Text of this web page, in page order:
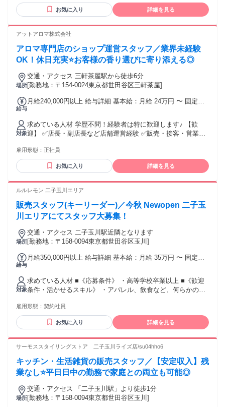
(現在、基本給の１か月分×２回) 成績優秀者には実績賞与の支
給 成績優秀者・勤務考課優良者への表彰制度
す】 ・人と接することが好きな方 ・接客だけでなく、売場づ
くりや仕入れにも興味がある方 ・自分のアイデアを活かし
様に喜ばれるお店をつくりたい方 ・ファッションや雑貨、ラ
経験の方は接客や売場づくりなど、基礎から少しずつ学べる
ので安心してください。 ★販売・接客経験をお持ちの方は、
りなどにも挑戦できます。 私たちは、「いい店をつくりた
い」という想いを何より大切にしています。
お気に入り 詳細を見る
アットアロマ株式会社
アロマ専門店のショップ運営スタッフ／業界未経験
OK！休日充実⭐お客様の香り選びに寄り添える◎
場所
交通・アクセス 三軒茶屋駅から徒歩6分
[勤務地：〒154-0024東京都世田谷区三軒茶屋]
給与
月給240,000円以上 給与詳細 基本給：月給 24万円 〜 固定残
勤・家族手当金額：なし 全員に一律で支払われるその他手当
金額：なし ※給与は経験・能力を考慮のうえ決定いたしま
す。ご経験に応じて相談可能です。 【待遇】 ◆賞与あり（年
2回／2025年実績） ◆昇給あり（年1回／2025年実績） 【各
当 ◆休業手当 ◆職務手当 など
対象
求めている人材 学歴不問！経験者は特に歓迎します♪ 【歓
迎】 ✅店長・副店長など店舗運営経験 ✅販売・接客・営業経
方 ◎アロマ空間デザインに興味がある方 ◎インテリアが好き
な方 ◎ライフスタイル雑貨が好きな方 ◎店舗づくり経験を活
かしたい方 ◎マネジメント経験を活かしたい方 ◎意見やアイ
挑戦できる方 ＿＿＿＿＿＿＿＿＿＿＿＿＿ 安心してスタート
詳しくない…」 「興味はあるけれど、知識に自信がない…」
そんな方もご安心ください。 入社後は、ブランドのコンセプ
をご用意しています。 接客の流れや香りのご提案方法も、 先
輩スタッフが丁寧にサポートするので、 アロマの専門知識が
ら知識を身につけられるため、 「香りが好き」「人と接する
＿＿＿＿＿＿ 活かせる経験いろいろ ￣￣￣￣￣￣￣￣￣￣￣
・アロマ販売、アロマショップ ・香水、フレグランス ・接客
メ販売、化粧品販売 ・アパレル販売、雑貨販売 ・百貨店販売
・100円ショップ ・営業職 etc.
雇用形態： 正社員
お気に入り 詳細を見る
ルルレモン 二子玉川エリア
販売スタッフ(キーリーダー)／今秋 Νewopen 二子玉
川エリアにてスタッフ大募集！
場所
交通・アクセス 二子玉川駅近隣となります
[勤務地：〒158-0094東京都世田谷区玉川]
給与
月給350,000円以上 給与詳細 基本給：月給 35万円 〜 固定残
勤・家族手当金額：なし 全員に一律で支払われるその他手当
金額：なし 想定月収：約35万円～ 時給2000円～＋賞与年4回
＋各種手当 ※年齢、経験、能力を考慮の上決定します。 ※残
業代は発生した分を全額支給します。 ※賞与（年4回）は店舗
する可能性がございます。 ※試用期間6ヶ月（試用期間中の待
遇に変更はありません） ＜契約更新について＞ 更新の判断基
準：勤務態度やパフォーマンス等、当社規定に従う 更新条
件：無し
対象
求めている人材 ■《応募条件》 ・高等学校卒業以上 ■《歓迎
条件・活かせるスキル》 ・アパレル、飲食など、何らかの接
長、副店長、リーダー、後輩育成などのマネジメント経験
（業界不問） 前職が販売経験や営業職の方々が多く活躍中！
前職で培ったスキルや経験を活かせるポジションです。
店長候補 ・外資系企業 ・日常会話レベルの英語力 ・ワーキ
味 ・カスタマーサクセス ・イベントプランニング ・ライフ
スタイル提案 ・チームをまとめたり、後輩を育成したりする
雇用形態： 契約社員
お気に入り 詳細を見る
サーモススタイリングストア 二子玉川ライズ店/su04hho6
キッチン・生活雑貨の販売スタッフ／【安定収入】残
業なし⭐平日日中の勤務で家庭との両立も可能◎
場所
交通・アクセス 「二子玉川駅」より徒歩1分
[勤務地：〒158-0094東京都世田谷区玉川]